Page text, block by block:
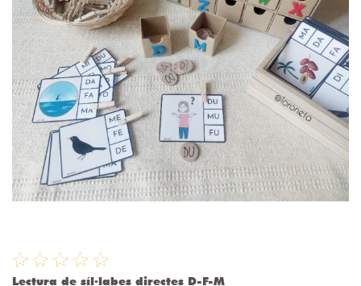
Lectura de síl·labes directes D-F-M